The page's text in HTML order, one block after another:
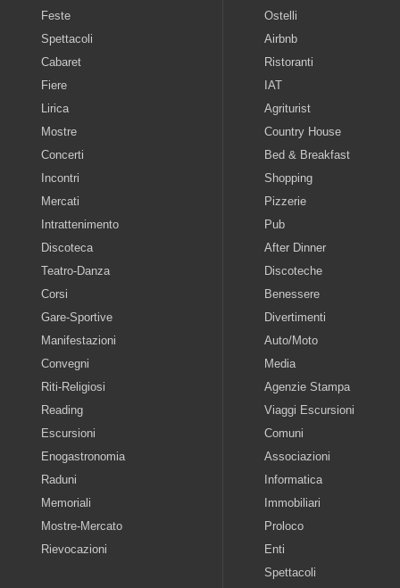
Feste
Spettacoli
Cabaret
Fiere
Lirica
Mostre
Concerti
Incontri
Mercati
Intrattenimento
Discoteca
Teatro-Danza
Corsi
Gare-Sportive
Manifestazioni
Convegni
Riti-Religiosi
Reading
Escursioni
Enogastronomia
Raduni
Memoriali
Mostre-Mercato
Rievocazioni
Ostelli
Airbnb
Ristoranti
IAT
Agriturist
Country House
Bed & Breakfast
Shopping
Pizzerie
Pub
After Dinner
Discoteche
Benessere
Divertimenti
Auto/Moto
Media
Agenzie Stampa
Viaggi Escursioni
Comuni
Associazioni
Informatica
Immobiliari
Proloco
Enti
Spettacoli